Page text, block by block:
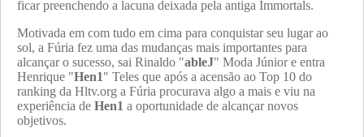
ficar preenchendo a lacuna deixada pela antiga Immortals.
Motivada em com tudo em cima para conquistar seu lugar ao
sol, a Fúria fez uma das mudanças mais importantes para
alcançar o sucesso, sai Rinaldo "ableJ" Moda Júnior e entra
Henrique "Hen1" Teles que após a acensão ao Top 10 do
ranking da Hltv.org a Fúria procurava algo a mais e viu na
experiência de Hen1 a oportunidade de alcançar novos
objetivos.